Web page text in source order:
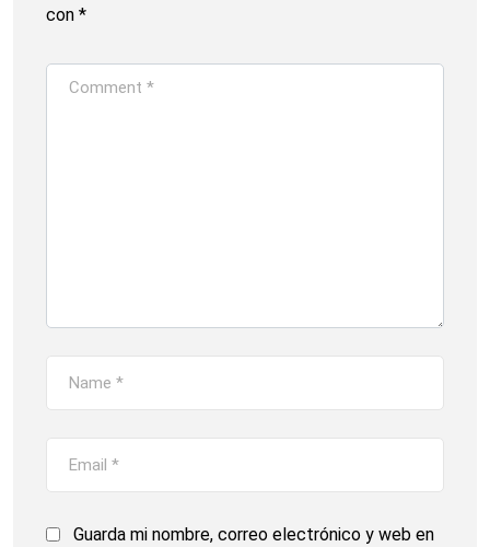
con *
Guarda mi nombre, correo electrónico y web en